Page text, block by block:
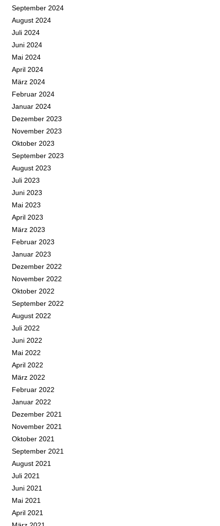
September 2024
August 2024
Juli 2024
Juni 2024
Mai 2024
April 2024
März 2024
Februar 2024
Januar 2024
Dezember 2023
November 2023
Oktober 2023
September 2023
August 2023
Juli 2023
Juni 2023
Mai 2023
April 2023
März 2023
Februar 2023
Januar 2023
Dezember 2022
November 2022
Oktober 2022
September 2022
August 2022
Juli 2022
Juni 2022
Mai 2022
April 2022
März 2022
Februar 2022
Januar 2022
Dezember 2021
November 2021
Oktober 2021
September 2021
August 2021
Juli 2021
Juni 2021
Mai 2021
April 2021